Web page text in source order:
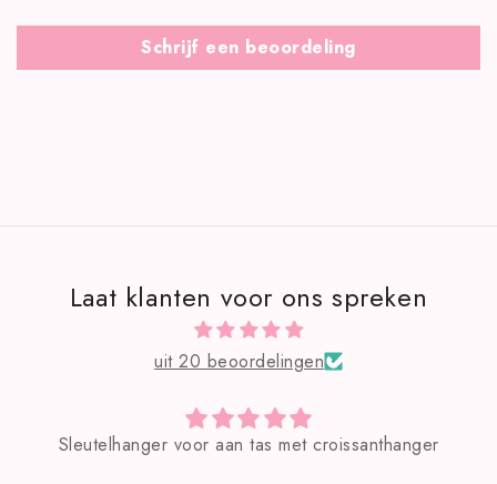
Schrijf een beoordeling
Laat klanten voor ons spreken
uit 20 beoordelingen
Zeer mooie tas!